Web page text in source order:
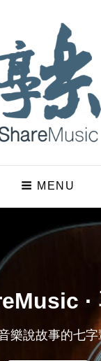
· 享
事的七字輩大叔
MENU
·
樂說故事的七字